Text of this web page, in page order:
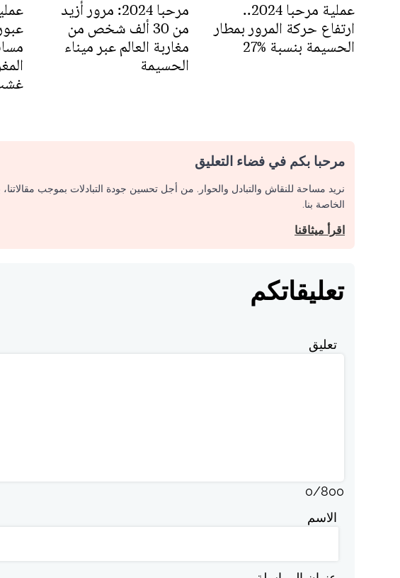
عملية مرحبا 2024..
ارتفاع حركة المرور بمطار
الحسيمة بنسبة %27
مرحبا 2024: مرور أزيد
من 30 ألف شخص من
مغاربة العالم عبر ميناء
الحسيمة
مرحبا بكم في فضاء التعليق
نريد مساحة للنقاش والتبادل والحوار. من أجل تحسين جودة التبادلات بموجب
الخاصة بنا.
اقرأ ميثاقنا
تعليقاتكم
تعليق
0/800
الاسم